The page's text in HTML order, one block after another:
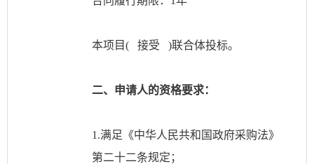
本项目( 接受 )联合体投标。
二、申请人的资格要求：
1.满足《中华人民共和国政府采购法》
第二十二条规定；